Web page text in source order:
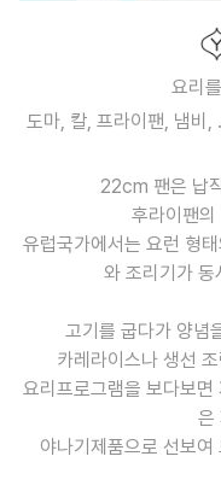
요리
도마, 칼, 프라이팬, 냄비,
22cm 팬은 납
후라이팬
유럽국가에서는 요런 형
와 조리기가 동
고기를 굽다가 양념
카레라이스나 생선
요리프로그램을 보다보
은
야나기제품으로 선보